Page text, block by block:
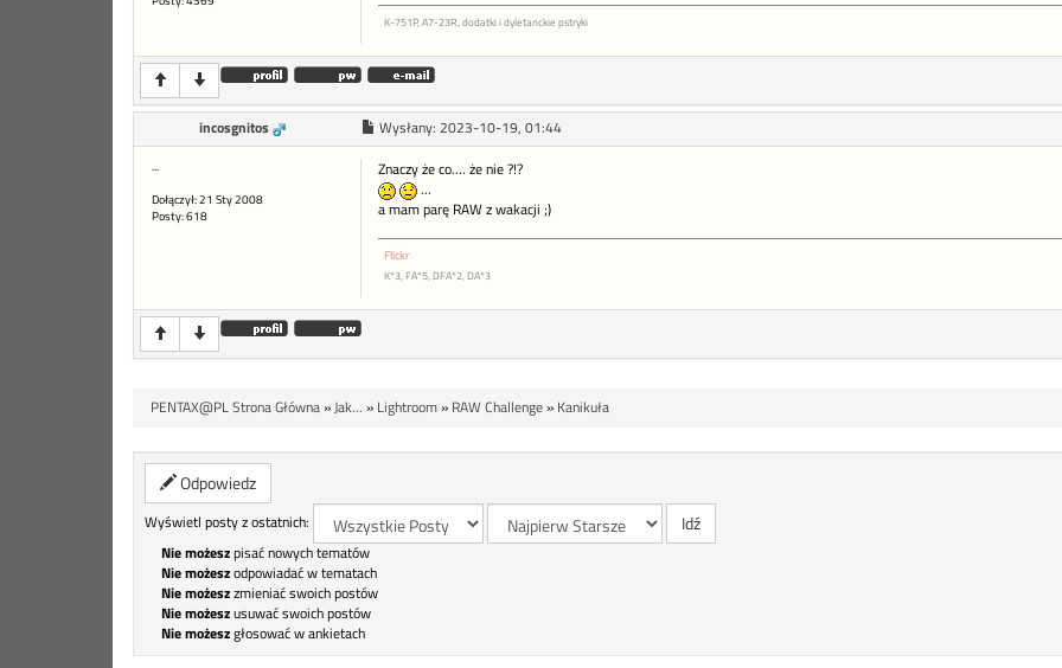
K-751P, A7-23R, dodatki i dyletanckie pstryki
incosgnitos Wysłany: 2023-10-19, 01:44
...
Dołączył: 21 Sty 2008
Posty: 618
Znaczy że co.... że nie ?!?
...
a mam parę RAW z wakacji ;)
Flickr
K*3, FA*5, DFA*2, DA*3
PENTAX@PL Strona Główna»Jak... » Lightroom» RAW Challenge» Kanikuła
Odpowiedz
Wyświetl posty z ostatnich:
Nie możeszpisać nowych tematów
Nie możeszodpowiadać w tematach
Nie możeszzmieniać swoich postów
Nie możeszusuwać swoich postów
Nie możeszgłosować w ankietach